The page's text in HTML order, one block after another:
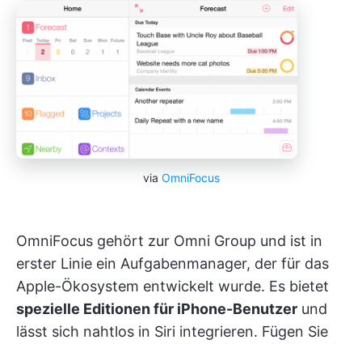
via OmniFocus
OmniFocus gehört zur Omni Group und ist in
erster Linie ein Aufgabenmanager, der für das
Apple-Ökosystem entwickelt wurde. Es bietet
spezielle Editionen für iPhone-Benutzer und
lässt sich nahtlos in Siri integrieren. Fügen Sie